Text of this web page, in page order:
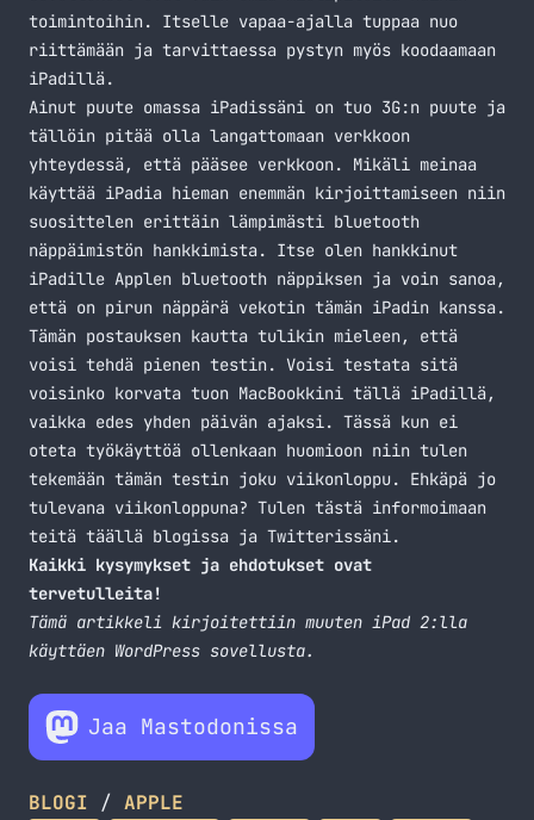
toimintoihin. Itselle vapaa-ajalla tuppaa nuo
riittämään ja tarvittaessa pystyn myös koodaamaan
iPadillä.
Ainut puute omassa iPadissäni on tuo 3G:n puute ja
tällöin pitää olla langattomaan verkkoon
yhteydessä, että pääsee verkkoon. Mikäli meinaa
käyttää iPadia hieman enemmän kirjoittamiseen niin
suosittelen erittäin lämpimästi bluetooth
näppäimistön hankkimista. Itse olen hankkinut
iPadille Applen bluetooth näppiksen ja voin sanoa,
että on pirun näppärä vekotin tämän iPadin kanssa.
Tämän postauksen kautta tulikin mieleen, että
voisi tehdä pienen testin. Voisi testata sitä
voisinko korvata tuon MacBookkini tällä iPadillä,
vaikka edes yhden päivän ajaksi. Tässä kun ei
oteta työkäyttöä ollenkaan huomioon niin tulen
tekemään tämän testin joku viikonloppu. Ehkäpä jo
tulevana viikonloppuna? Tulen tästä informoimaan
teitä täällä blogissa ja Twitterissäni.
Kaikki kysymykset ja ehdotukset ovat
tervetulleita!
Tämä artikkeli kirjoitettiin muuten iPad 2:lla
käyttäen WordPress sovellusta.
Jaa Mastodonissa
BLOGI / APPLE